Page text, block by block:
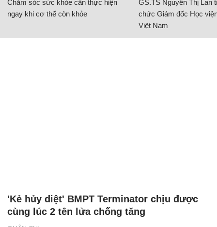
Chăm sóc sức khỏe cần thực hiện
ngay khi cơ thể còn khỏe
GS.TS Nguyễn Thị Lan
chức Giám đốc Học
Việt Nam
'Kẻ hủy diệt' BMPT Terminator chịu được
cùng lúc 2 tên lửa chống tăng